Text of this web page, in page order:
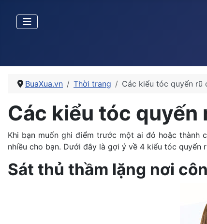
BuaXua.vn Thời trang Các kiểu tóc quyến rũ
Các kiểu tóc quyến
Khi bạn muốn ghi điểm trước một ai đó hoặc
nhiều cho bạn. Dưới đây là gợi ý về 4 kiểu tóc
Sát thủ thầm lặng nơi